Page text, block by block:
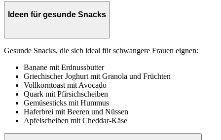
Ideen für gesunde Snacks
Gesunde Snacks, die sich ideal für schwangere Frauen eignen:
Banane mit Erdnussbutter
Griechischer Joghurt mit Granola und Früchten
Vollkorntoast mit Avocado
Quark mit Pfirsichscheiben
Gemüsesticks mit Hummus
Haferbrei mit Beeren und Nüssen
Apfelscheiben mit Cheddar-Käse